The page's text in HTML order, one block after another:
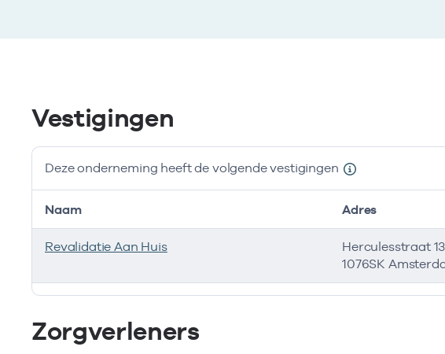
Vestigingen
Deze onderneming heeft de volgende vestigingen
Deze onderneming heeft de volgende vestigingen
Naam Adres
Revalidatie Aan Huis
Herculesstraat
1076SK
Zorgverleners